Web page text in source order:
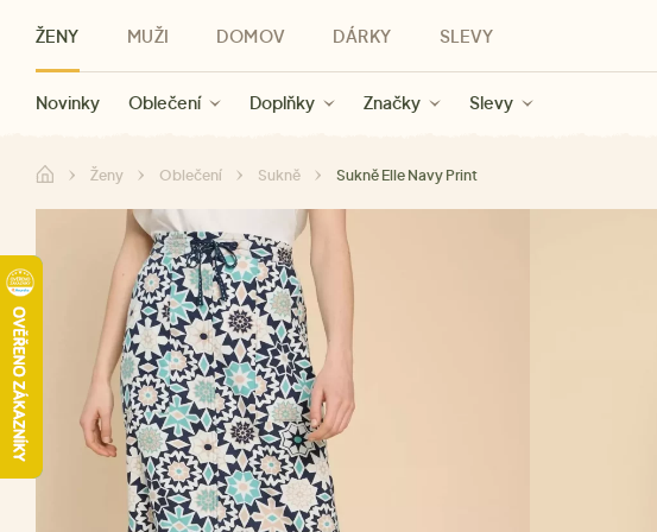
ŽENY
Novinky Oblečení Doplňky Značky Slevy
MUŽI
Novinky Oblečení Značky Slevy
DOMOV
Kategorie Značky Slevy
DÁRKY
Pro ženy Pro muže Pro děti Pro všechny Dárkové poukazy
SLEVY
Slevy ženy Slevy muži
Ženy Oblečení Sukně Sukně Elle Navy Print